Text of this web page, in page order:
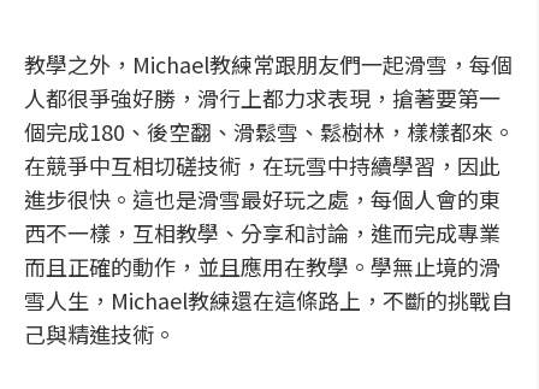
教學之外，Michael教練常跟朋友們一起滑雪，每個
人都很爭強好勝，滑行上都力求表現，搶著要第一
個完成180、後空翻、滑鬆雪、鬆樹林，樣樣都來。
在競爭中互相切磋技術，在玩雪中持續學習，因此
進步很快。這也是滑雪最好玩之處，每個人會的東
西不一樣，互相教學、分享和討論，進而完成專業
而且正確的動作，並且應用在教學。學無止境的滑
雪人生，Michael教練還在這條路上，不斷的挑戰自
己與精進技術。